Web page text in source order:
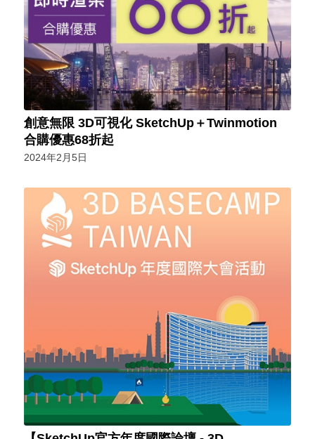
創意無限 3D可視化 SketchUp＋Twinmotion
合購優惠68折起
2024年2月5日